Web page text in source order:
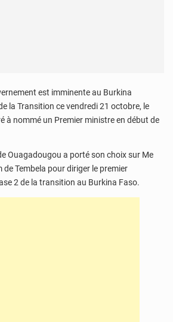
est imminente au Burkina
la Transition ce vendredi 21 octobre, le
à nommé un Premier ministre en début de
Ouagadougou a porté son choix sur Me
de Tembela pour diriger le premier
2 de la transition au Burkina Faso.